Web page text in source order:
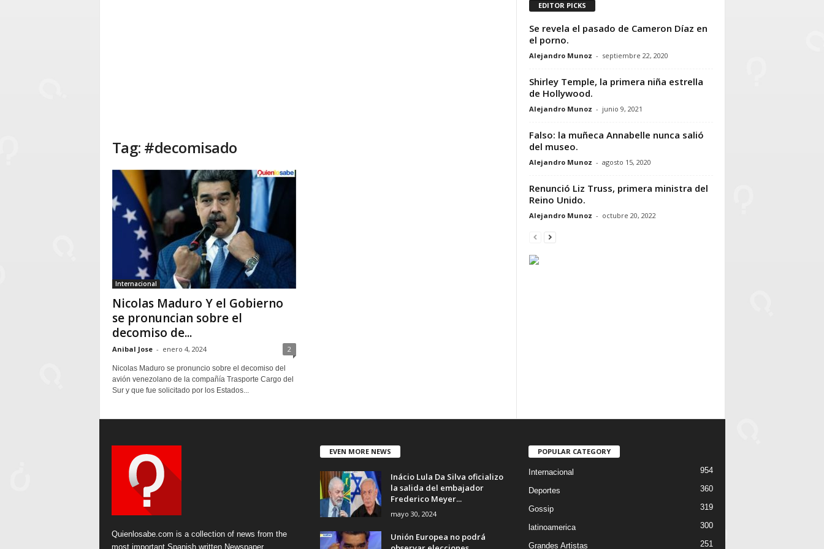
Tag: #decomisado
Internacional
Nicolas Maduro Y el Gobierno
se pronuncian sobre el
decomiso de...
Anibal Jose - enero 4, 2024 2
Nicolas Maduro se pronuncio sobre el decomiso del
avión venezolano de la compañía Trasporte Cargo del
Sur y que fue solicitado por los Estados...
EDITOR PICKS
Se revela el pasado de Cameron Díaz en
el porno.
Alejandro Munoz - septiembre 22, 2020
Shirley Temple, la primera niña estrella
de Hollywood.
Alejandro Munoz - junio 9, 2021
Falso: la muñeca Annabelle nunca salió
del museo.
Alejandro Munoz - agosto 15, 2020
Renunció Liz Truss, primera ministra del
Reino Unido.
Alejandro Munoz - octubre 20, 2022
Quienlosabe.com is a collection of news from the
most important Spanish written Newspaper.
EVEN MORE NEWS
Inácio Lula Da Silva oficializo
la salida del embajador
Frederico Meyer...
mayo 30, 2024
Unión Europea no podrá
POPULAR CATEGORY
Internacional 954
Deportes 360
Gossip 319
latinoamerica 300
Grandes Artistas 251